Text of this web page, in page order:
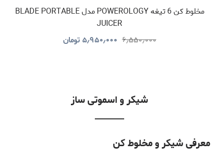
مخلوط کن 6 تیغه POWEROLOGY مدل BLADE PORTABLE
JUICER
۶٫۵۵۰٫۰۰۰ ۵٫۹۵۰٫۰۰۰تومان
شیکر و اسموتی ساز
معرفی شیکر و مخلوط کن